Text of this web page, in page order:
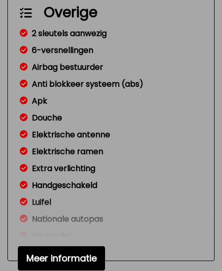
Overige
2 sleutels aanwezig
6-versnellingen
Airbag bestuurder
Anti blokkeer systeem (abs)
Apk
Douche
Elektrische antenne
Elektrische ramen
Extra verlichting
Handgeschakeld
Luifel
Nationale autopas
Radio cd-speler
Meer informatie